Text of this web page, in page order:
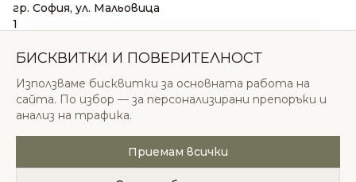
гр. София, ул. Мальовица
1
sales@odonatacosmetics.com
Нед: 11:00 – 18:00
© 2026 Одоната Козметикс ООД. Всички права
запазени.
БИСКВИТКИ И ПОВЕРИТЕЛНОСТ
Използваме бисквитки за основната работа на
сайта. По избор — за персонализирани препоръки и
анализ на трафика.
Приемам всички